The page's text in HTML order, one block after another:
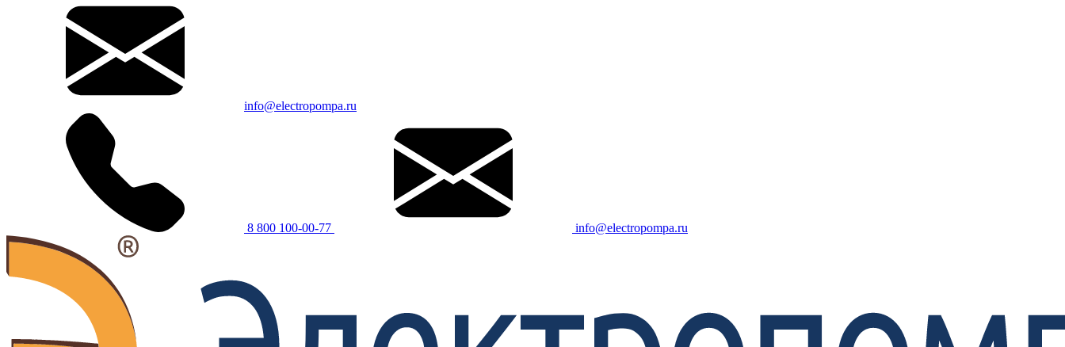
info@electropompa.ru
8 800 100-00-77 info@electropompa.ru